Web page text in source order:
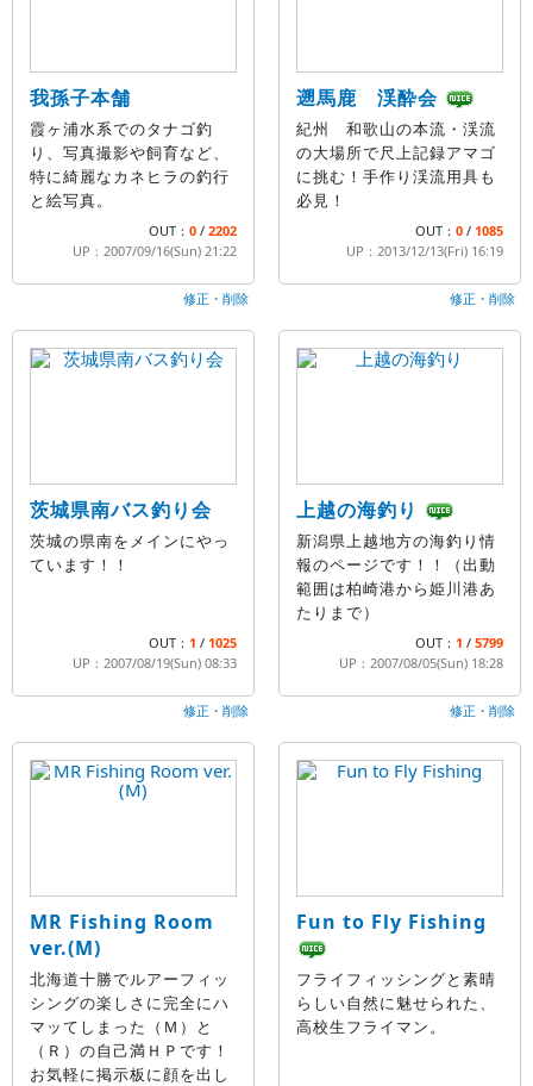
我孫子本舗
霞ヶ浦水系でのタナゴ釣
り、写真撮影や飼育など、
特に綺麗なカネヒラの釣行
と絵写真。
OUT： 0 / 2202
UP：2007/09/16(Sun) 21:22
修正・削除
遡馬鹿 渓酔会
紀州 和歌山の本流・渓流
の大場所で尺上記録アマゴ
に挑む！手作り渓流用具も
必見！
OUT： 0 / 1085
UP：2013/12/13(Fri) 16:19
修正・削除
茨城県南バス釣り会
茨城の県南をメインにやっ
ています！！
OUT： 1 / 1025
UP：2007/08/19(Sun) 08:33
修正・削除
上越の海釣り
新潟県上越地方の海釣り情
報のページです！！（出動
範囲は柏崎港から姫川港あ
たりまで）
OUT： 1 / 5799
UP：2007/08/05(Sun) 18:28
修正・削除
MR Fishing Room
ver.(M)
北海道十勝でルアーフィッ
シングの楽しさに完全にハ
マッてしまった（Ｍ）と
（Ｒ）の自己満ＨＰです！
お気軽に掲示板に顔を出し
Fun to Fly Fishing
フライフィッシングと素晴
らしい自然に魅せられた、
高校生フライマン。